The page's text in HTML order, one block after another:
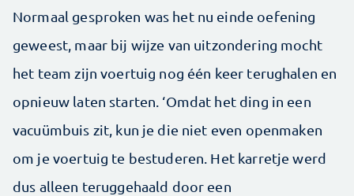
Normaal gesproken was het nu einde oefening
geweest, maar bij wijze van uitzondering mocht
het team zijn voertuig nog één keer terughalen en
opnieuw laten starten. ‘Omdat het ding in een
vacuümbuis zit, kun je die niet even openmaken
om je voertuig te bestuderen. Het karretje werd
dus alleen teruggehaald door een